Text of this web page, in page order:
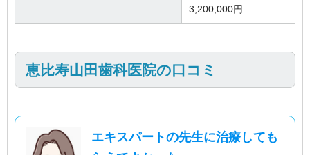
3,200,000円
恵比寿山田歯科医院の口コミ
エキスパートの先生に治療しても